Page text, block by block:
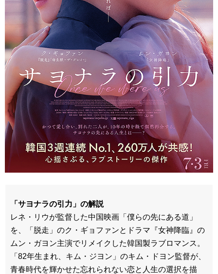
「サヨナラの引力」の解説
レネ・リウが監督した中国映画「僕らの先にある道」
を、「脱走」のク・ギョファンとドラマ『女神降臨』の
ムン・ガヨン主演でリメイクした韓国製ラブロマンス。
「82年生まれ、キム・ジヨン」のキム・ドヨン監督が、
青春時代を輝かせた忘れられない恋と人生の選択を描